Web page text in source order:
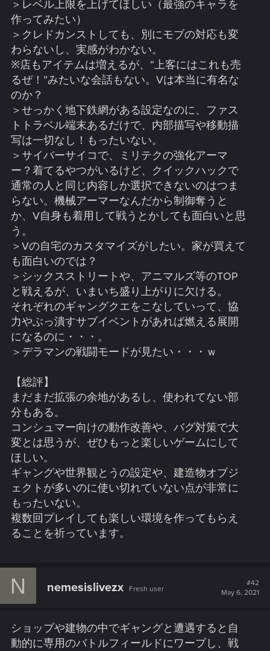
＞レベル上限を上げてほしい（最強のキャラを
作ってみたい）
＞クレドカンストしても、別にモブの対応も変
わらないし、実感がわかない。
※店もアイテムは増えるが、”上客にはこれも売
るぜ！”みたいな会話もない。Vは本当に有名な
のか？
＞せっかく地下鉄網がある設定なのに、ファス
トトラベル端末あるだけで、内部描写や移動描
写は一切なし！もったいない。
＞サイバーサイコで、ミリテクの強化アーマ
ー？着てるやつがいるけど、クイックハックで
通常の人と同じ内容しか選択できないのはつま
らない。機械アーマーなんだから制御奪うと
か、V自身も着用して戦うとかしても面白いと思
う。
＞Vの自宅のカスタマイズがしたい。家が買えて
も面白いのでは？
＞シックスストリートや、アニマルズ等のTOP
と戦えるが、いまいち盛り上がりに欠ける。
それぞれのギャングクエをこなしていって、協
力やぶっ潰すサブイベントがあれば燃える展開
になるのに・・・。
＞デラマンの戦闘モードが見たい・・・ｗ
【総評】
まだまだ拡張の余地があるし、使われてない部
分もある。
コンシュマー向けの動作改善や、バグ対策で大
変とは思うが、ぜひもっと楽しいゲームにして
ほしい。
ギャングや世界観とうの設定や、建造物オブジ
ェクトが多いのに使い切れていない点が非常に
もったいない。
複数回プレイしても楽しい環境を作ってもらえ
ることを祈っています。
N nemesislivezx Fresh user
#42
May 6, 2021
ショップや建物の中でギャングと遭遇すると自
動的に専用のバトルフィールドにワープし、戦